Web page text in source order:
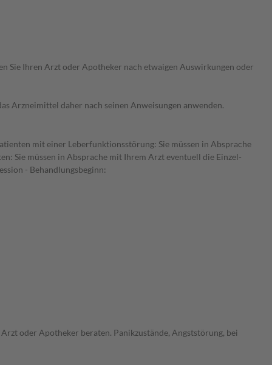
Sie Ihren Arzt oder Apotheker nach etwaigen Auswirkungen oder
Arzneimittel daher nach seinen Anweisungen anwenden.
mit einer Leberfunktionsstörung: Sie müssen in Absprache
Sie müssen in Absprache mit Ihrem Arzt eventuell die Einzel-
- Behandlungsbeginn:
oder Apotheker beraten. Panikzustände, Angststörung, bei